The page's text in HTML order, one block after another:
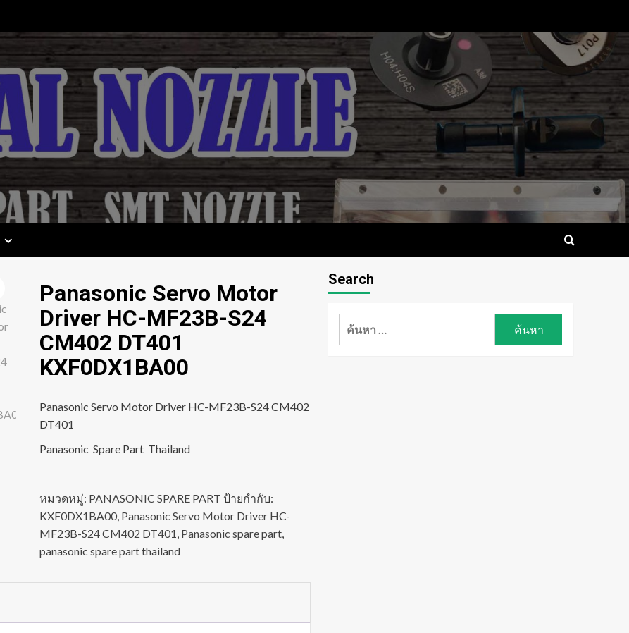
Panasonic Servo Motor
Driver HC-MF23B-S24
CM402 DT401
KXF0DX1BA00
Panasonic Servo Motor Driver HC-MF23B-S24 CM402
DT401
Panasonic Spare Part Thailand
หมวดหมู่: PANASONIC SPARE PART ป้ายกำกับ:
KXF0DX1BA00, Panasonic Servo Motor Driver HC-
MF23B-S24 CM402 DT401, Panasonic spare part,
panasonic spare part thailand
Search
ค้นหา